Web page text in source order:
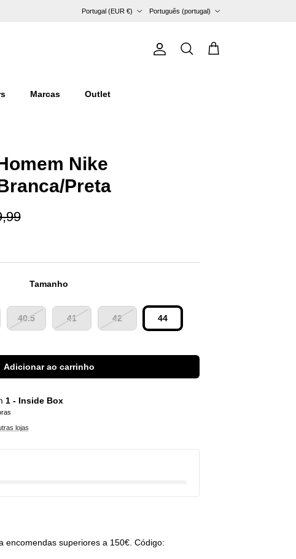
Portugal (EUR €)
Português (portugal)
ContaPesquisarCarrinho
Marcas Outlet
Nike
Preta
Tamanho
40.5 41 42 44
Adicionar ao carrinho
1 - Inside Box
lojas
encomendas superiores a 150€. Código: